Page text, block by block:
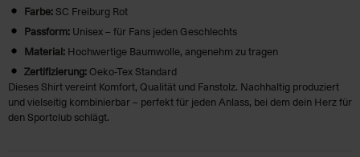
Farbe:SC Freiburg Rot
Passform: Unisex – für Fans jeden Geschlechts
Material: Hochwertige Baumwolle, angenehm zu tragen
Zertifizierung:Oeko-Tex Standard
Dieses Shirt vereint Komfort, Qualität und Fanstolz. Nachhaltig produziert
und vielseitig kombinierbar – perfekt für jeden Anlass, bei dem dein Herz für
den Sportclub schlägt.